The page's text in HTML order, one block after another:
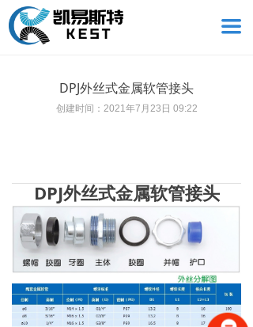
끀
DPJ外丝式金属软管接头
创建时间： 2021年7月23日 09:22
DPJ外丝式金属软管接头